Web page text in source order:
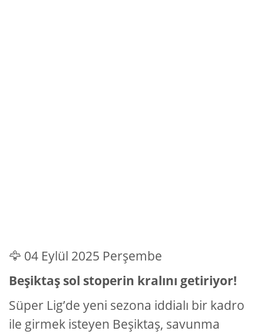
🦅 04 Eylül 2025 Perşembe
Beşiktaş sol stoperin kralını getiriyor!
Süper Lig’de yeni sezona iddialı bir kadro
ile girmek isteyen Beşiktaş, savunma